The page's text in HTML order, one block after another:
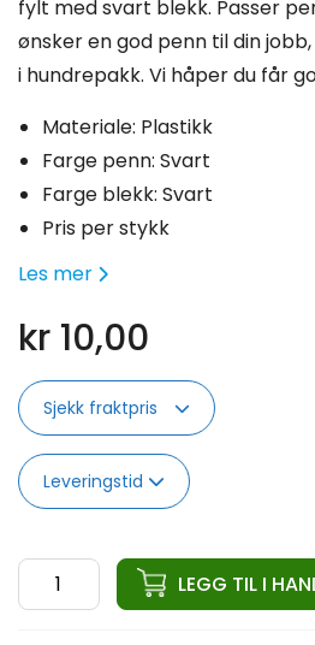
fylt med svart blekk. Passer
ønsker en god penn til din
i hundrepakk. Vi håper du får
Materiale: Plastikk
Farge penn: Svart
Farge blekk: Svart
Pris per stykk
Les mer
kr 10,00
Sjekk fraktpris
Leveringstid
ata
Kulepenn
LEGG TIL I